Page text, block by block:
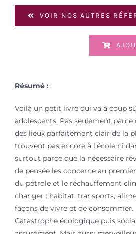
VOIR NOS AUTRES
Résumé :
Voilà un petit livre qui va à coup
adolescents. Pas seulement
des lieux parfaitement clair de la
trouvent pas encore à l'école ni
surtout parce que la nécessaire
de pensée les concerne au
du pétrole et le réchauffement
changer : habitat, transports,
façons de vivre et de consommer.
Catastrophe écologique puis